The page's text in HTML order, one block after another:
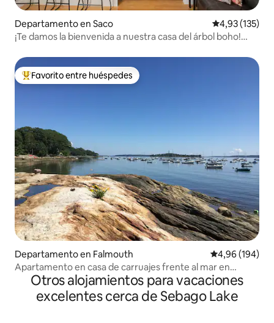
Departamento en Saco Calificación
4,93 (135)
¡Te damos la bienvenida a nuestra casa del árbol boho!
Favorito entre los huéspedes más destacados
Favorito entre huéspedes
Departamento en Falmouth Calificación
4,96 (194)
Apartamento en casa de carruajes frente al mar en
Falmouth
Otros alojamientos para vacaciones
excelentes cerca de Sebago Lake